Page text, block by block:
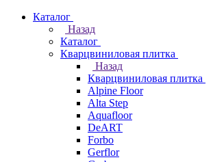
Каталог
Назад
Каталог
Кварцвиниловая плитка
Назад
Кварцвиниловая плитка
Alpine Floor
Alta Step
Aquafloor
DeART
Forbo
Gerflor